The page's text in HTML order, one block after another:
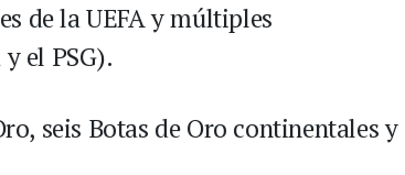
de la UEFA y múltiples
el PSG).
seis Botas de Oro continentales y